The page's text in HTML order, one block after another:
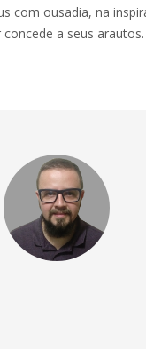
com ousadia, na
a seus